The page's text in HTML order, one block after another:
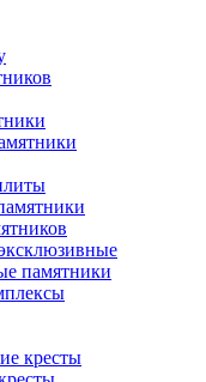
памятники
кресты